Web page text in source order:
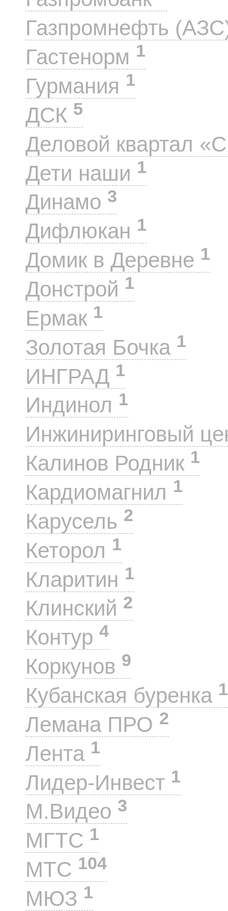
Газпромнефть
Гастенорм 1
Гурмания 1
ДСК 5
Деловой квартал
Дети наши 1
Динамо 3
Дифлюкан 1
Домик в Деревне 1
Донстрой 1
Ермак 1
Золотая Бочка 1
ИНГРАД 1
Индинол 1
Инжиниринговый
Калинов Родник 1
Кардиомагнил 1
Карусель 2
Кеторол 1
Кларитин 1
Клинский 2
Контур 4
Коркунов 9
Кубанская буренка 1
Лемана ПРО 2
Лента 1
Лидер-Инвест 1
М.Видео 3
МГТС 1
МТС 104
МЮЗ 1